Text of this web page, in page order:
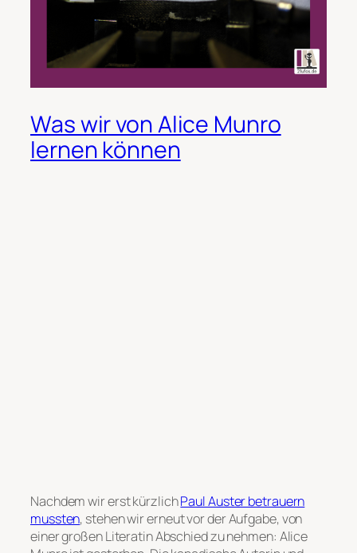
Was wir von Alice Munro
lernen können
Nachdem wir erst kürzlichPaul Auster betrauern
mussten, stehen wir erneut vor der Aufgabe, von
einer großen Literatin Abschied zu nehmen: Alice